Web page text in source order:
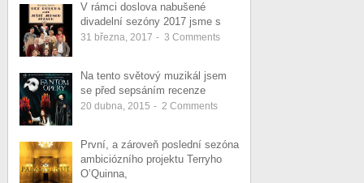
V rámci doslova nabušené
divadelní sezóny 2017 jsme s
31 března, 2017 - 3 Comments
Na tento světový muzikál jsem
se před sepsáním recenze
20 dubna, 2015 - 2 Comments
První, a zároveň poslední sezóna
ambiciózního projektu Terryho
O’Quinna,